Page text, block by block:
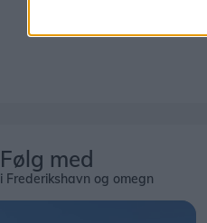
Følg med
i Frederikshavn og omegn